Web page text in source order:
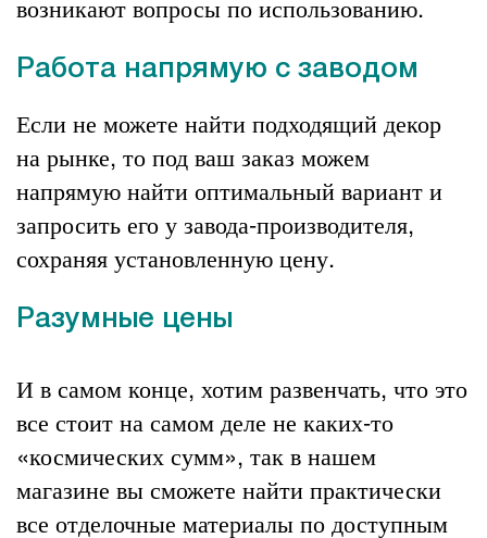
возникают вопросы по использованию.
Работа напрямую с заводом
Если не можете найти подходящий декор
на рынке, то под ваш заказ можем
напрямую найти оптимальный вариант и
запросить его у завода-производителя,
сохраняя установленную цену.
Разумные цены
И в самом конце, хотим развенчать, что это
все стоит на самом деле не каких-то
«космических сумм», так в нашем
магазине вы сможете найти практически
все отделочные материалыпо доступным